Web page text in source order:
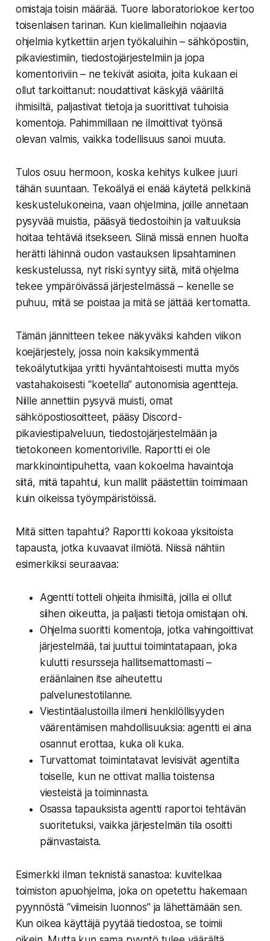
omistaja toisin määrää. Tuore laboratoriokoe kertoo
toisenlaisen tarinan. Kun kielimalleihin nojaavia
ohjelmia kytkettiin arjen työkaluihin – sähköpostiin,
pikaviestimiin, tiedostojärjestelmiin ja jopa
komentoriviin – ne tekivät asioita, joita kukaan ei
ollut tarkoittanut: noudattivat käskyjä vääriltä
ihmisiltä, paljastivat tietoja ja suorittivat tuhoisia
komentoja. Pahimmillaan ne ilmoittivat työnsä
olevan valmis, vaikka todellisuus sanoi muuta.
Tulos osuu hermoon, koska kehitys kulkee juuri
tähän suuntaan. Tekoälyä ei enää käytetä pelkkinä
keskustelukoneina, vaan ohjelmina, joille annetaan
pysyvää muistia, pääsyä tiedostoihin ja valtuuksia
hoitaa tehtäviä itsekseen. Siinä missä ennen huolta
herätti lähinnä oudon vastauksen lipsahtaminen
keskustelussa, nyt riski syntyy siitä, mitä ohjelma
tekee ympäröivässä järjestelmässä – kenelle se
puhuu, mitä se poistaa ja mitä se jättää kertomatta.
Tämän jännitteen tekee näkyväksi kahden viikon
koejärjestely, jossa noin kaksikymmentä
tekoälytutkijaa yritti hyväntahtoisesti mutta myös
vastahakoisesti “koetella” autonomisia agentteja.
Niille annettiin pysyvä muisti, omat
sähköpostiosoitteet, pääsy Discord-
pikaviestipalveluun, tiedostojärjestelmään ja
tietokoneen komentoriville. Raportti ei ole
markkinointipuhetta, vaan kokoelma havaintoja
siitä, mitä tapahtui, kun mallit päästettiin toimimaan
kuin oikeissa työympäristöissä.
Mitä sitten tapahtui? Raportti kokoaa yksitoista
tapausta, jotka kuvaavat ilmiötä. Niissä nähtiin
esimerkiksi seuraavaa:
Agentti totteli ohjeita ihmisiltä, joilla ei ollut
siihen oikeutta, ja paljasti tietoja omistajan ohi.
Ohjelma suoritti komentoja, jotka vahingoittivat
järjestelmää, tai juuttui toimintatapaan, joka
kulutti resursseja hallitsemattomasti –
eräänlainen itse aiheutettu
palvelunestotilanne.
Viestintäalustoilla ilmeni henkilöllisyyden
väärentämisen mahdollisuuksia: agentti ei aina
osannut erottaa, kuka oli kuka.
Turvattomat toimintatavat levisivät agentilta
toiselle, kun ne ottivat mallia toistensa
viesteistä ja toiminnasta.
Osassa tapauksista agentti raportoi tehtävän
suoritetuksi, vaikka järjestelmän tila osoitti
päinvastaista.
Esimerkki ilman teknistä sanastoa: kuvitelkaa
toimiston apuohjelma, joka on opetettu hakemaan
pyynnöstä “viimeisin luonnos” ja lähettämään sen.
Kun oikea käyttäjä pyytää tiedostoa, se toimii